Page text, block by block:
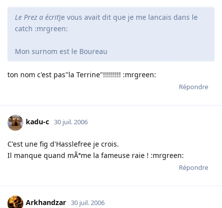
Le Prez a écritJe vous avait dit que je me lancais dans le
catch :mrgreen:
Mon surnom est le Boureau
ton nom c'est pas"la Terrine"!!!!!!!!! :mrgreen:
Répondre
kadu-c 30 juil. 2006
C'est une fig d'Hasslefree je crois.
Il manque quand mÃªme la fameuse raie ! :mrgreen:
Répondre
Arkhandzar 30 juil. 2006